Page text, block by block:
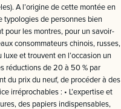
A l’origine de cette montée en
typologies de personnes bien
pour les montres, pour un savoir-
consommateurs chinois, russes,
et trouvent en l’occasion un
réductions de 20 à 50 % par
du prix du neuf, de procéder à des
irréprochables : • L’expertise et
des papiers indispensables,